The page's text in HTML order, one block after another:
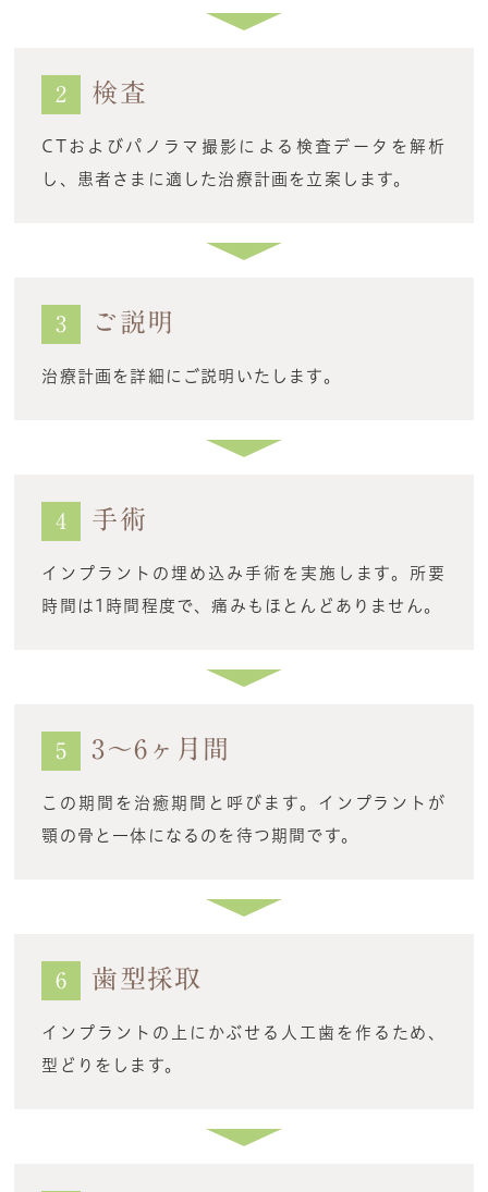
2 検査
CTおよびパノラマ撮影による検査データを解析
し、患者さまに適した治療計画を立案します。
3 ご説明
治療計画を詳細にご説明いたします。
4 手術
インプラントの埋め込み手術を実施します。所要
時間は1時間程度で、痛みもほとんどありません。
5 3～6ヶ月間
この期間を治癒期間と呼びます。インプラントが
顎の骨と一体になるのを待つ期間です。
6 歯型採取
インプラントの上にかぶせる人工歯を作るため、
型どりをします。